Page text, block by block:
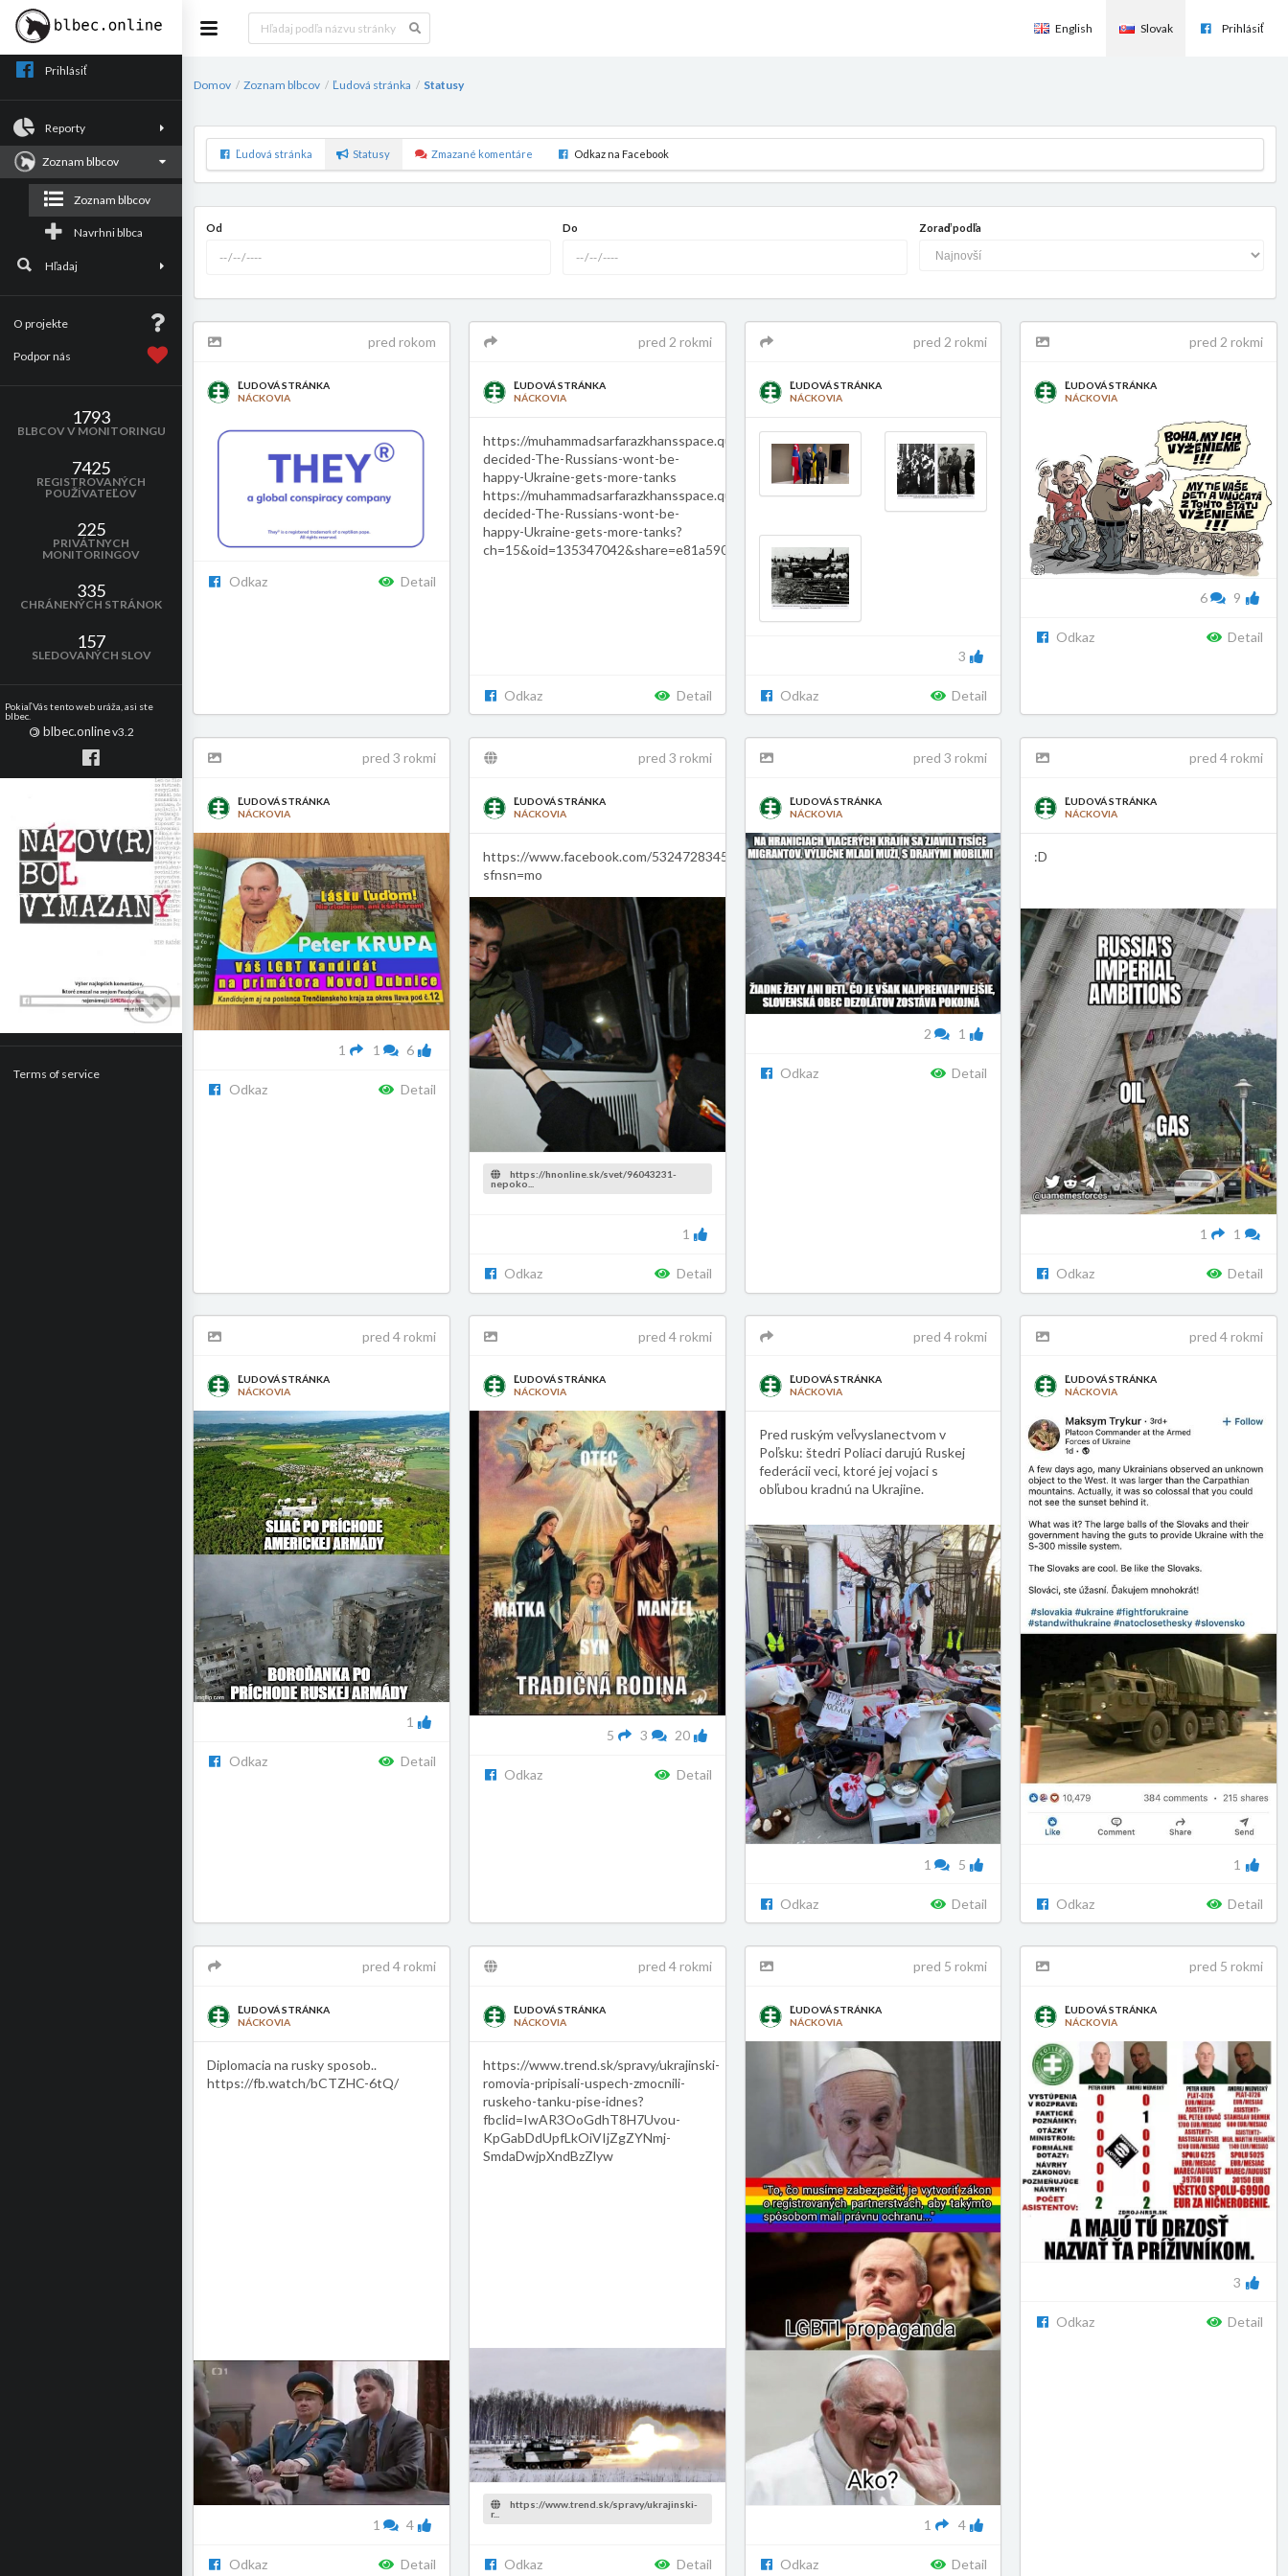
Prihlásiť
Reporty
Zoznam blbcov
Zoznam blbcov
Navrhni blbca
Hľadaj
O projekte
Podpor nás
1793
BLBCOV V MONITORINGU
7425
REGISTROVANÝCH
POUŽÍVATEĽOV
225
PRIVÁTNYCH
MONITORINGOV
335
CHRÁNENÝCH STRÁNOK
157
SLEDOVANÝCH SLOV
Pokiaľ Vás tento web uráža, asi ste
blbec.
© blbec.onlinev3.2
Terms of service
English Slovak Prihlásiť
Domov / Zoznam blbcov / Ľudová stránka / Statusy
Ľudová stránka Statusy Zmazané komentáre Odkaz na Facebook
Od Do Zoraď podľa
pred rokom
ĽUDOVÁ STRÁNKA
NÁCKOVIA
Odkaz Detail
pred 2 rokmi
ĽUDOVÁ STRÁNKA
NÁCKOVIA
https://muhammadsarfarazkhansspace.quora.com/Berlin-
decided-The-Russians-wont-be-
happy-Ukraine-gets-more-tanks
https://muhammadsarfarazkhansspace.quora.com/Berlin-
decided-The-Russians-wont-be-
happy-Ukraine-gets-more-tanks?
ch=15&oid=135347042&share=e81a590f&srid=hcFXns&target_type=post
Odkaz Detail
pred 2 rokmi
ĽUDOVÁ STRÁNKA
NÁCKOVIA
3
Odkaz Detail
pred 2 rokmi
ĽUDOVÁ STRÁNKA
NÁCKOVIA
9
6
Odkaz Detail
pred 3 rokmi
ĽUDOVÁ STRÁNKA
NÁCKOVIA
6
1
1
Odkaz Detail
pred 3 rokmi
ĽUDOVÁ STRÁNKA
NÁCKOVIA
https://www.facebook.com/53247283454/posts/10161274411968455/?
sfnsn=mo
https://hnonline.sk/svet/96043231-
nepoko...
1
Odkaz Detail
pred 3 rokmi
ĽUDOVÁ STRÁNKA
NÁCKOVIA
1
2
Odkaz Detail
pred 4 rokmi
ĽUDOVÁ STRÁNKA
NÁCKOVIA
:D
1
1
Odkaz Detail
pred 4 rokmi
ĽUDOVÁ STRÁNKA
NÁCKOVIA
1
Odkaz Detail
pred 4 rokmi
ĽUDOVÁ STRÁNKA
NÁCKOVIA
20
3
5
Odkaz Detail
pred 4 rokmi
ĽUDOVÁ STRÁNKA
NÁCKOVIA
Pred ruským veľvyslanectvom v
Poľsku: štedri Poliaci darujú Ruskej
federácii veci, ktoré jej vojaci s
obľubou kradnú na Ukrajine.
5
1
Odkaz Detail
pred 4 rokmi
ĽUDOVÁ STRÁNKA
NÁCKOVIA
1
Odkaz Detail
pred 4 rokmi
ĽUDOVÁ STRÁNKA
NÁCKOVIA
Diplomacia na rusky sposob..
https://fb.watch/bCTZHC-6tQ/
4
1
Odkaz Detail
pred 4 rokmi
ĽUDOVÁ STRÁNKA
NÁCKOVIA
https://www.trend.sk/spravy/ukrajinski-
romovia-pripisali-uspech-zmocnili-
ruskeho-tanku-pise-idnes?
fbclid=IwAR3OoGdhT8H7Uvou-
KpGabDdUpfLkOiVIjZgZYNmj-
SmdaDwjpXndBzZlyw
https://www.trend.sk/spravy/ukrajinski-
r...
Odkaz Detail
pred 5 rokmi
ĽUDOVÁ STRÁNKA
NÁCKOVIA
4
1
Odkaz Detail
pred 5 rokmi
ĽUDOVÁ STRÁNKA
NÁCKOVIA
3
Odkaz Detail